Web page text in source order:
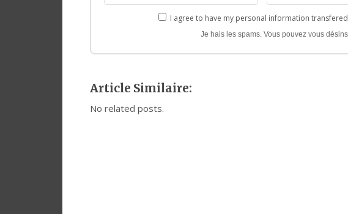
I agree to have my personal information
Je hais les spams. Vous pouvez vous
Article Similaire:
No related posts.